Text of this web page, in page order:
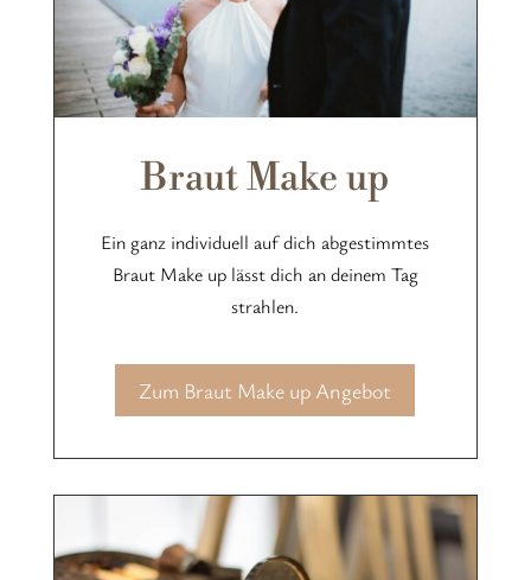
Braut Make up
Ein ganz individuell auf dich abgestimmtes
Braut Make up lässt dich an deinem Tag
strahlen.
Zum Braut Make up Angebot